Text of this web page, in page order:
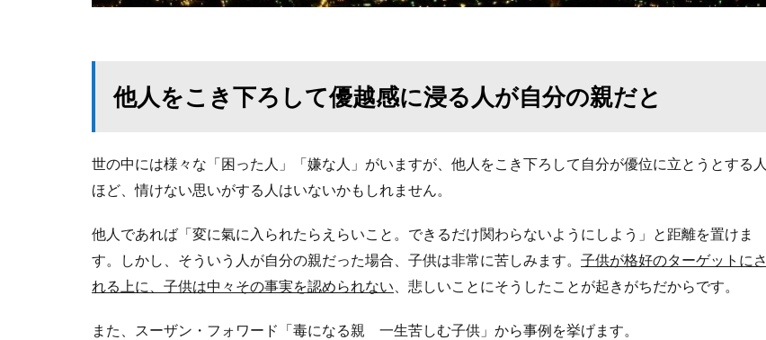
他人をこき下ろして優越感に浸る人が自分の親だと
世の中には様々な「困った人」「嫌な人」がいますが、他人をこき下ろして自分が優位に立とうとする人
ほど、情けない思いがする人はいないかもしれません。
他人であれば「変に氣に入られたらえらいこと。できるだけ関わらないようにしよう」と距離を置けま
す。しかし、そういう人が自分の親だった場合、子供は非常に苦しみます。 子供が格好のターゲットにさ
れる上に、子供は中々その事実を認められない 、悲しいことにそうしたことが起きがちだからです。
また、スーザン・フォワード「毒になる親 一生苦しむ子供」から事例を挙げます。